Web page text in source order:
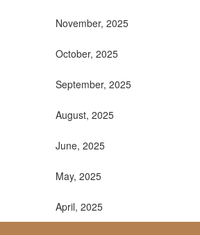
November, 2025
October, 2025
September, 2025
August, 2025
June, 2025
May, 2025
April, 2025